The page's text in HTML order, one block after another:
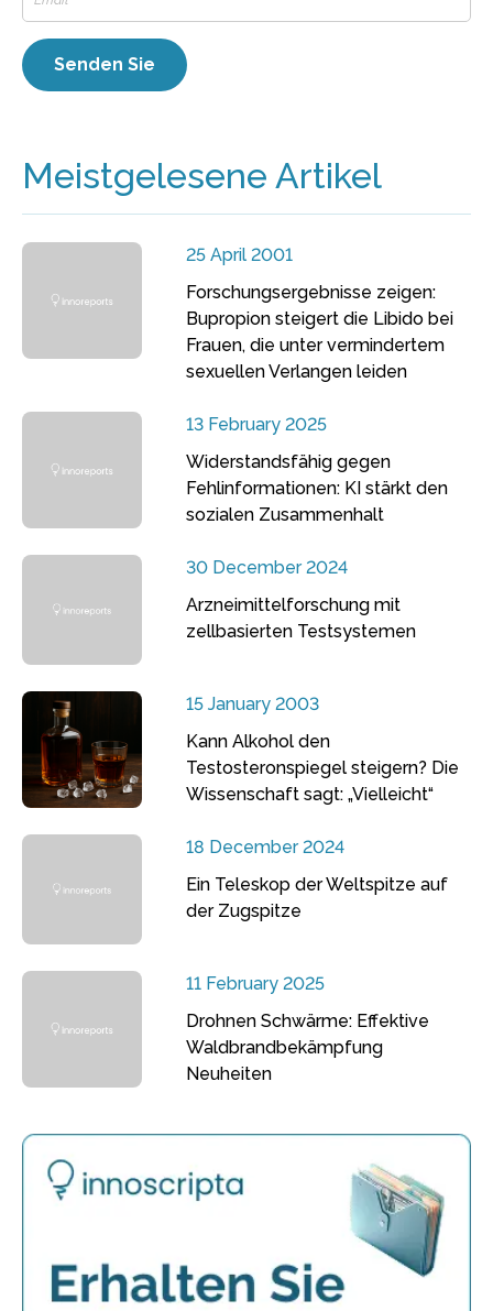
Meistgelesene Artikel
25 April 2001
Forschungsergebnisse zeigen:
Bupropion steigert die Libido bei
Frauen, die unter vermindertem
sexuellen Verlangen leiden
13 February 2025
Widerstandsfähig gegen
Fehlinformationen: KI stärkt den
sozialen Zusammenhalt
30 December 2024
Arzneimittelforschung mit
zellbasierten Testsystemen
15 January 2003
Kann Alkohol den
Testosteronspiegel steigern? Die
Wissenschaft sagt: „Vielleicht“
18 December 2024
Ein Teleskop der Weltspitze auf
der Zugspitze
11 February 2025
Drohnen Schwärme: Effektive
Waldbrandbekämpfung
Neuheiten